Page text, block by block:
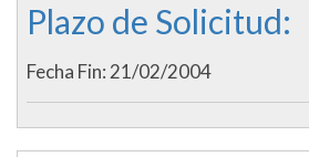
Plazo de Solicitud:
Fecha Fin: 21/02/2004